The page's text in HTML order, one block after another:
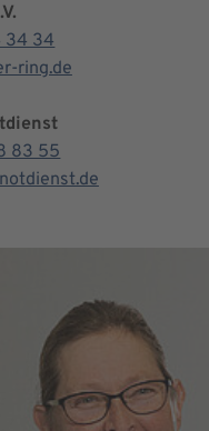
34 34
ring.de
83 55